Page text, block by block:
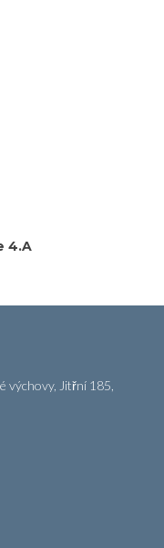
4.A
výchovy, Jitřní 185,